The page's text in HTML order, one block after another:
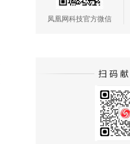
凤凰网科技官方微信